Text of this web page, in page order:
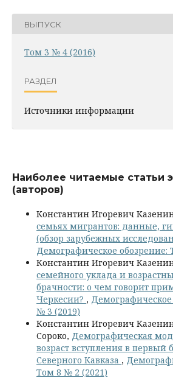
ВЫПУСК
Том 3 № 4 (2016)
РАЗДЕЛ
Источники информации
Наиболее читаемые статьи
(авторов)
Константин Игоревич
семьях мигрантов: данные,
(обзор зарубежных
Демографическое обозрение:
Константин Игоревич
семейного уклада и
брачности: о чем говорит
Черкесии? ,
№ 3 (2019)
Константин Игоревич
Сороко, Демографическая
возраст вступления в первый
Северного Кавказа ,
Том 8 № 2 (2021)